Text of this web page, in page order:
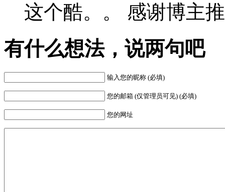
这个酷。。 感谢博主
有什么想法，说两句吧
输入您的昵称 (必填)
您的邮箱 (仅管理员可见) (必填)
您的网址